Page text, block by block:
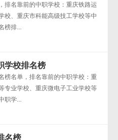
排名靠前的中职学校：重庆铁路运
校、重庆市科能高级技工学校等中
榜排...
学校排名榜
榜名单，排名靠前的中职学校：重
专业学校、重庆微电子工业学校等
职学...
名榜